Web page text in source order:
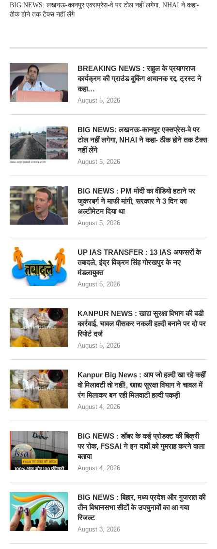
BIG NEWS: लखनऊ-कानपुर एक्सप्रेस-वे पर टोल नहीं लगेगा, NHAI ने कहा-
ठीक होने तक टैक्स नहीं लेंगे
BREAKING NEWS : राहुल के प्रयागराज
कार्यक्रम की ग्राउंड बुकिंग अचानक रद्द, ट्रस्ट ने
कहा…
August 5, 2026
BIG NEWS: लखनऊ-कानपुर एक्सप्रेस-वे पर
टोल नहीं लगेगा, NHAI ने कहा- ठीक होने तक टैक्स
नहीं लेंगे
August 5, 2026
BIG NEWS : PM मोदी का वीडियो हटाने पर
जुकरबर्ग ने माफी मांगी, सरकार ने 3 दिन का
अल्टीमेटम दिया था
August 5, 2026
UP IAS TRANSFER : 13 IAS अफसरों के
तबादले, इंद्र विक्रम सिंह गोरखपुर के नए
मंडलायुक्त
August 5, 2026
KANPUR NEWS : खाद्य सुरक्षा विभाग की बडी
कार्रवाई, चावल पीसकर नकली हल्दी बनाने पर दो पर
रिपोर्ट दर्ज
August 5, 2026
Kanpur Big News : आप जो हल्दी खा रहे कहीं
वो मिलावटी तो नहीं!, खाद्य सुरक्षा विभाग ने चावल में
रंग मिलाकर बन रही मिलवाटी हल्दी पकड़ी
August 4, 2026
BIG NEWS : डॉबर के कई प्रोडक्ट की बिक्री
पर रोक, FSSAI ने इन दावों को गुमराह करने वाला
बताया
August 4, 2026
BIG NEWS : बिहार, मध्य प्रदेश और गुजरात की
तीन विधानसभा सीटों के उपचुनावों का आ गया
रिजल्ट
August 3, 2026